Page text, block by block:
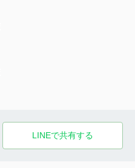
LINEで共有する